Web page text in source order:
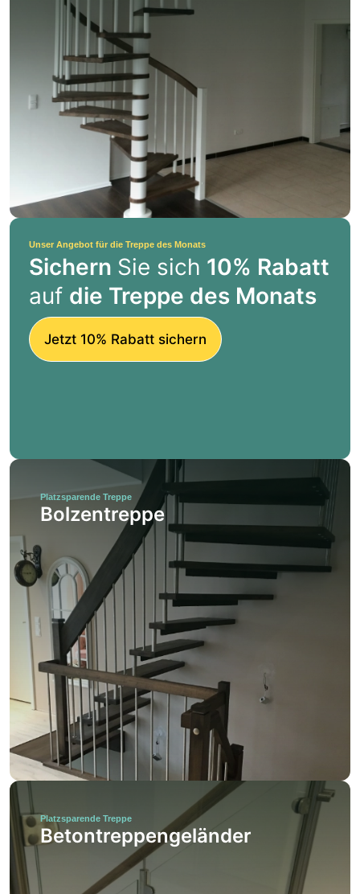
Unser Angebot für die Treppe des Monats
Sichern Sie sich 10% Rabatt
auf die Treppe des Monats
Jetzt 10% Rabatt sichern
Platzsparende Treppe
Bolzentreppe
Platzsparende Treppe
Betontreppengeländer